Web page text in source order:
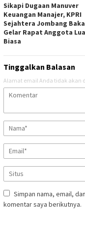
Sikapi Dugaan Manuver
Keuangan Manajer, KPRI
Sejahtera Jombang
Gelar Rapat Anggota
Biasa
Tinggalkan Balasan
Alamat email Anda tidak akan
Simpan nama, email,
komentar saya berikutnya.